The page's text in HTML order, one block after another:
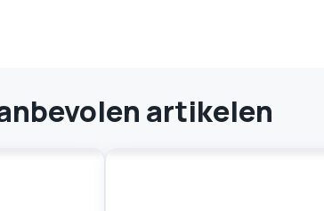
artikelen